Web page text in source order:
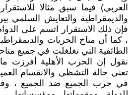
العربي) فيما سبق مثالا
والديمقراطية والتعايش السلمي
فإن ذلك الاستقرار اتسم على
، كما أن مناخ الحريات
الطائفية التي تغلغلت في جميع
نقول إن الحرب الأهلية أفرزت
تعني حالة التشظي والانقسام
في حرب الجميع ضد الجميع ،